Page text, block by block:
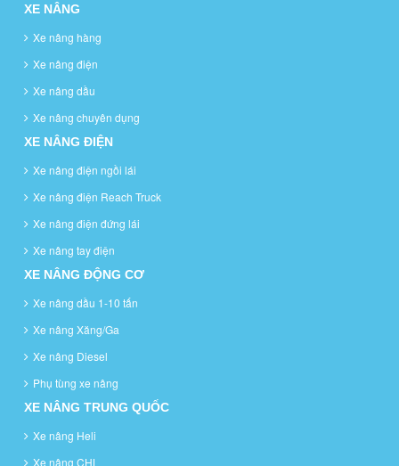
XE NÂNG
Xe nâng hàng
Xe nâng điện
Xe nâng dầu
Xe nâng chuyên dụng
XE NÂNG ĐIỆN
Xe nâng điện ngồi lái
Xe nâng điện Reach Truck
Xe nâng điện đứng lái
Xe nâng tay điện
XE NÂNG ĐỘNG CƠ
Xe nâng dầu 1-10 tấn
Xe nâng Xăng/Ga
Xe nâng Diesel
Phụ tùng xe nâng
XE NÂNG TRUNG QUỐC
Xe nâng Heli
Xe nâng CHL